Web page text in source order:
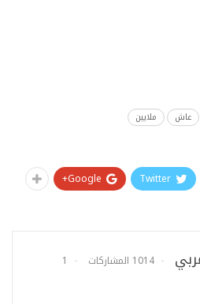
عاش ملايين
Twitter
Google+
1014 المشاركات
1